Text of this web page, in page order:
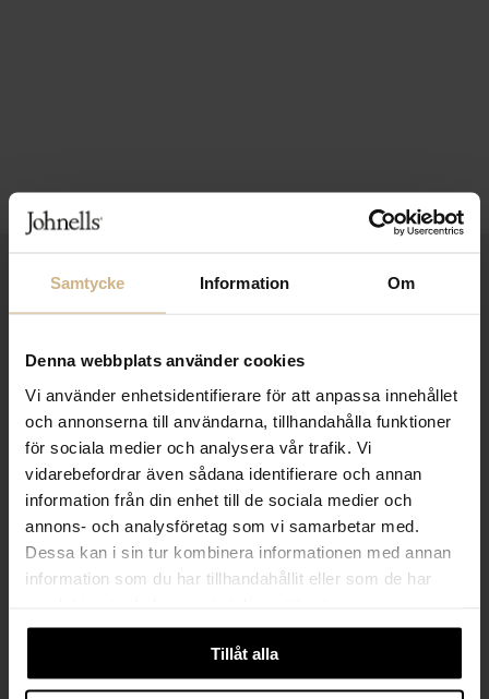
Samtycke Information Om
Denna webbplats använder cookies
Vi använder enhetsidentifierare för att anpassa innehållet
och annonserna till användarna, tillhandahålla funktioner
för sociala medier och analysera vår trafik. Vi
vidarebefordrar även sådana identifierare och annan
information från din enhet till de sociala medier och
annons- och analysföretag som vi samarbetar med.
Dessa kan i sin tur kombinera informationen med annan
information som du har tillhandahållit eller som de har
Tillåt alla
1-3 VARDAGARS LEVERANS
SAMLA BONUS I KUNDKLUBBEN
Håll dig uppdaterad
PRENUMERERA PÅ VÅRT NYHETSBREV
Kvinna Man